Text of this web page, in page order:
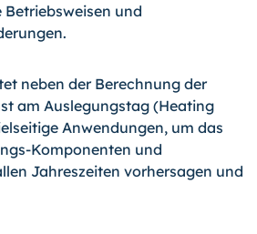
Betriebsweisen und
neben der Berechnung der
am Auslegungstag (Heating
Anwendungen, um das
Komponenten und
Jahreszeiten vorhersagen und